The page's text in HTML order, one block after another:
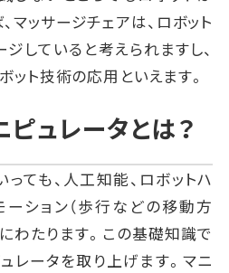
マッサージチェアは、ロボット
していると考えられますし、
ト技術の応用といえます。
ュレータとは？
ても、人工知能、ロボットハ
ーション（歩行などの移動方
わたります。この基礎知識で
レータを取り上げます。マニ